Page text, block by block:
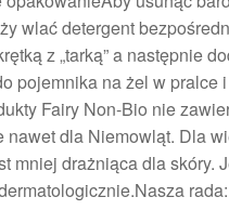
wlać detergent
z „tarką” a następnie
pojemnika na żel w pralce
Fairy Non-Bio nie
nawet dla Niemowląt. Dla
mniej drażniąca dla skóry.